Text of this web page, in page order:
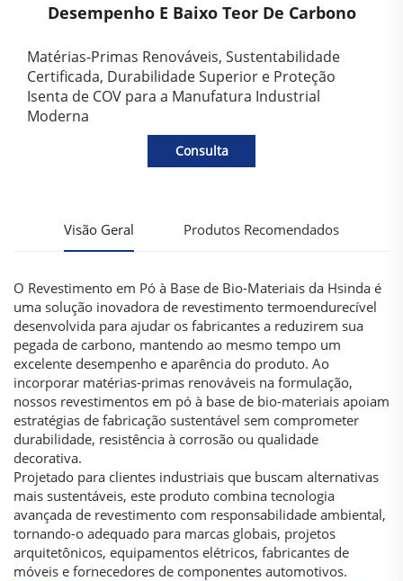
Desempenho E Baixo Teor De Carbono
Matérias-Primas Renováveis, Sustentabilidade
Certificada, Durabilidade Superior e Proteção
Isenta de COV para a Manufatura Industrial
Moderna
Consulta
Visão Geral Produtos Recomendados
O Revestimento em Pó à Base de Bio-Materiais da Hsinda é
uma solução inovadora de revestimento termoendurecível
desenvolvida para ajudar os fabricantes a reduzirem sua
pegada de carbono, mantendo ao mesmo tempo um
excelente desempenho e aparência do produto. Ao
incorporar matérias-primas renováveis na formulação,
nossos revestimentos em pó à base de bio-materiais apoiam
estratégias de fabricação sustentável sem comprometer
durabilidade, resistência à corrosão ou qualidade
decorativa.
Projetado para clientes industriais que buscam alternativas
mais sustentáveis, este produto combina tecnologia
avançada de revestimento com responsabilidade ambiental,
tornando-o adequado para marcas globais, projetos
arquitetônicos, equipamentos elétricos, fabricantes de
móveis e fornecedores de componentes automotivos.